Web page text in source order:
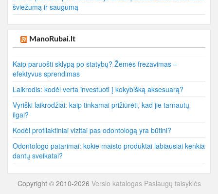
šviežumą ir saugumą
ManoRubai.lt
Kaip paruošti sklypą po statybų? Žemės frezavimas –
efektyvus sprendimas
Laikrodis: kodėl verta investuoti į kokybišką aksesuarą?
Vyriški laikrodžiai: kaip tinkamai prižiūrėti, kad jie tarnautų
ilgai?
Kodėl profilaktiniai vizitai pas odontologą yra būtini?
Odontologo patarimai: kokie maisto produktai labiausiai kenkia
dantų sveikatai?
Copyright © 2010-2026 Verslo katalogas Paslaugų taisyklės